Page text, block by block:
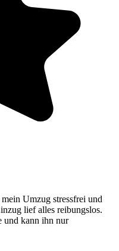
Umzug stressfrei und
lief alles reibungslos.
und kann ihn nur